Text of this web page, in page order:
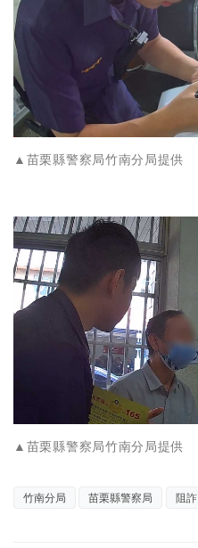
▲苗栗縣警察局竹南分局提供
▲苗栗縣警察局竹南分局提供
竹南分局 苗栗縣警察局 阻詐